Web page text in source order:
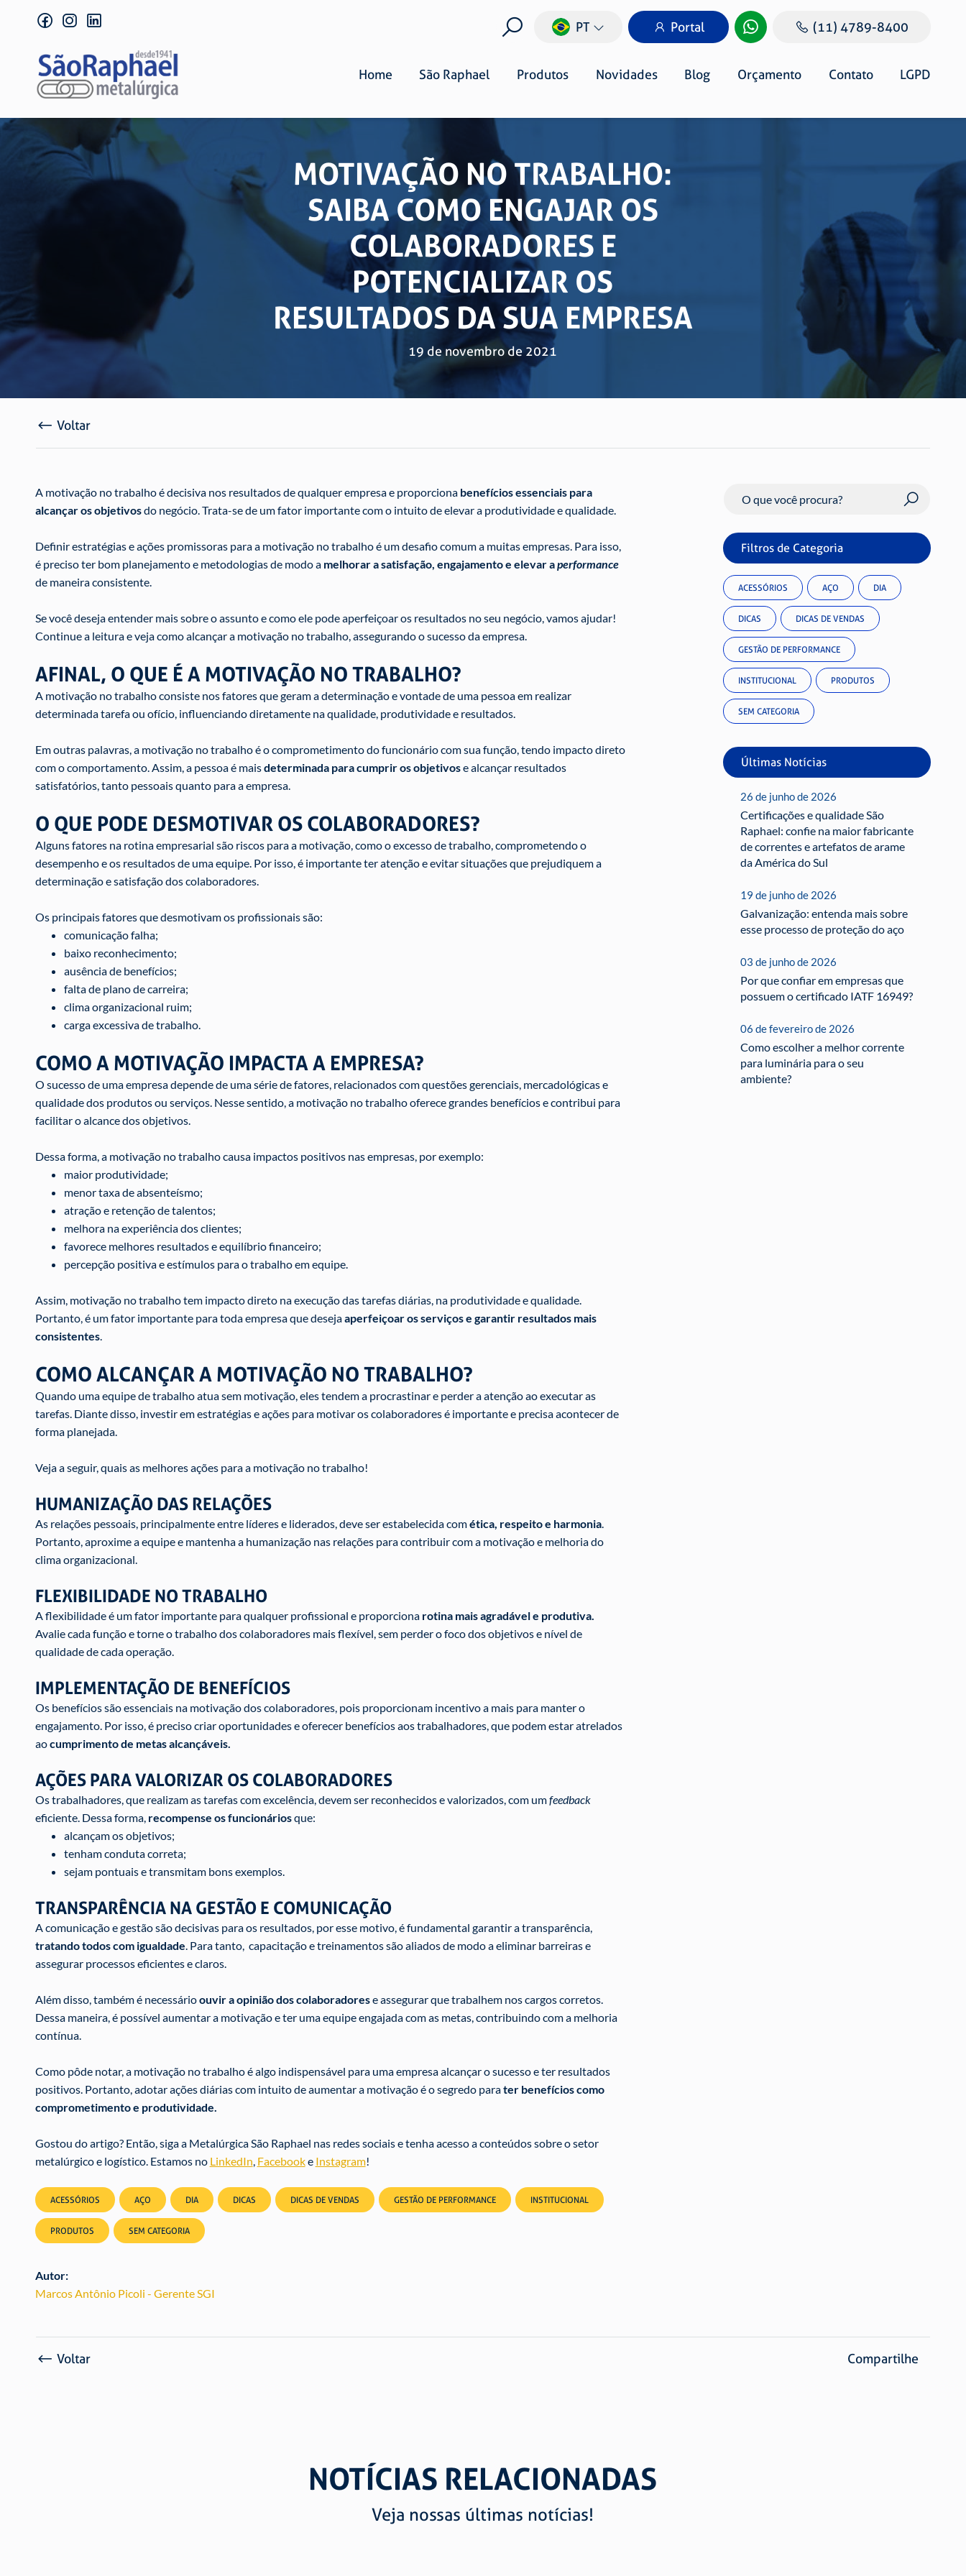
facebookinstagram
linkedin PT Portal (11) 4789-8400
Home São Raphael Produtos Novidades Blog Orçamento Contato LGPD
MOTIVAÇÃO NO TRABALHO:
SAIBA COMO ENGAJAR OS
COLABORADORES E
POTENCIALIZAR OS
RESULTADOS DA SUA EMPRESA
19 de novembro de 2021
Voltar
Buscar
Filtros de Categoria
ACESSÓRIOS AÇO DIA
DICAS DICAS DE VENDAS
GESTÃO DE PERFORMANCE
INSTITUCIONAL PRODUTOS
SEM CATEGORIA
Últimas Notícias
26 de junho de 2026
Certificações e qualidade São
Raphael: confie na maior fabricante
de correntes e artefatos de arame
da América do Sul
19 de junho de 2026
Galvanização: entenda mais sobre
esse processo de proteção do aço
03 de junho de 2026
Por que confiar em empresas que
possuem o certificado IATF 16949?
06 de fevereiro de 2026
Como escolher a melhor corrente
para luminária para o seu
ambiente?
A motivação no trabalho é decisiva nos resultados de qualquer empresa e proporciona benefícios essenciais para
alcançar os objetivosdo negócio. Trata-se de um fator importante com o intuito de elevar a produtividade e qualidade.
Definir estratégias e ações promissoras para a motivação no trabalho é um desafio comum a muitas empresas. Para isso,
é preciso ter bom planejamento e metodologias de modo a melhorar a satisfação, engajamento e elevar aperformance
de maneira consistente.
Se você deseja entender mais sobre o assunto e como ele pode aperfeiçoar os resultados no seu negócio, vamos ajudar!
Continue a leitura e veja como alcançar a motivação no trabalho, assegurando o sucesso da empresa.
AFINAL, O QUE É A MOTIVAÇÃO NO TRABALHO?
A motivação no trabalho consiste nos fatores que geram a determinação e vontade de uma pessoa em realizar
determinada tarefa ou ofício, influenciando diretamente na qualidade, produtividade e resultados.
Em outras palavras, a motivação no trabalho é o comprometimento do funcionário com sua função, tendo impacto direto
com o comportamento. Assim, a pessoa é maisdeterminada para cumprir os objetivose alcançar resultados
satisfatórios, tanto pessoais quanto para a empresa.
O QUE PODE DESMOTIVAR OS COLABORADORES?
Alguns fatores na rotina empresarial são riscos para a motivação, como o excesso de trabalho, comprometendo o
desempenho e os resultados de uma equipe. Por isso, é importante ter atenção e evitar situações que prejudiquem a
determinação e satisfação dos colaboradores.
Os principais fatores que desmotivam os profissionais são:
comunicação falha;
baixo reconhecimento;
ausência de benefícios;
falta de plano de carreira;
clima organizacional ruim;
carga excessiva de trabalho.
COMO A MOTIVAÇÃO IMPACTA A EMPRESA?
O sucesso de uma empresa depende de uma série de fatores, relacionados com questões gerenciais, mercadológicas e
qualidade dos produtos ou serviços. Nesse sentido, a motivação no trabalho oferece grandes benefícios e contribui para
facilitar o alcance dos objetivos.
Dessa forma, a motivação no trabalho causa impactos positivos nas empresas, por exemplo:
maior produtividade;
menor taxa de absenteísmo;
atração e retenção de talentos;
melhora na experiência dos clientes;
favorece melhores resultados e equilíbrio financeiro;
percepção positiva e estímulos para o trabalho em equipe.
Assim, motivação no trabalho tem impacto direto na execução das tarefas diárias, na produtividade e qualidade.
Portanto, é um fator importante para toda empresa que desejaaperfeiçoar os serviços e garantir resultados mais
consistentes.
COMO ALCANÇAR A MOTIVAÇÃO NO TRABALHO?
Quando uma equipe de trabalho atua sem motivação, eles tendem a procrastinar e perder a atenção ao executar as
tarefas. Diante disso, investir em estratégias e ações para motivar os colaboradores é importante e precisa acontecer de
forma planejada.
Veja a seguir, quais as melhores ações para a motivação no trabalho!
HUMANIZAÇÃO DAS RELAÇÕES
As relações pessoais, principalmente entre líderes e liderados, deve ser estabelecida comética, respeito e harmonia.
Portanto, aproxime a equipe e mantenha a humanização nas relações para contribuir com a motivação e melhoria do
clima organizacional.
FLEXIBILIDADE NO TRABALHO
A flexibilidade é um fator importante para qualquer profissional e proporciona rotina mais agradável e produtiva.
Avalie cada função e torne o trabalho dos colaboradores mais flexível, sem perder o foco dos objetivos e nível de
qualidade de cada operação.
IMPLEMENTAÇÃO DE BENEFÍCIOS
Os benefícios são essenciais na motivação dos colaboradores, pois proporcionam incentivo a mais para manter o
engajamento. Por isso, é preciso criar oportunidades e oferecer benefícios aos trabalhadores, que podem estar atrelados
aocumprimento de metas alcançáveis.
AÇÕES PARA VALORIZAR OS COLABORADORES
Os trabalhadores, que realizam as tarefas com excelência, devem ser reconhecidos e valorizados, com umfeedback
eficiente. Dessa forma, recompense os funcionáriosque:
alcançam os objetivos;
tenham conduta correta;
sejam pontuais e transmitam bons exemplos.
TRANSPARÊNCIA NA GESTÃO E COMUNICAÇÃO
A comunicação e gestão são decisivas para os resultados, por esse motivo, é fundamental garantir a transparência,
tratando todos com igualdade. Para tanto, capacitação e treinamentos são aliados de modo a eliminar barreiras e
assegurar processos eficientes e claros.
Além disso, também é necessárioouvir a opinião dos colaboradorese assegurar que trabalhem nos cargos corretos.
Dessa maneira, é possível aumentar a motivação e ter uma equipe engajada com as metas, contribuindo com a melhoria
contínua.
Como pôde notar, a motivação no trabalho é algo indispensável para uma empresa alcançar o sucesso e ter resultados
positivos. Portanto, adotar ações diárias com intuito de aumentar a motivação é o segredo parater benefícios como
comprometimento e produtividade.
Gostou do artigo? Então, siga a Metalúrgica São Raphael nas redes sociais e tenha acesso a conteúdos sobre o setor
metalúrgico e logístico. Estamos no LinkedIn, Facebooke Instagram!
ACESSÓRIOS AÇO DIA DICAS DICAS DE VENDAS GESTÃO DE PERFORMANCE INSTITUCIONAL
PRODUTOS SEM CATEGORIA
Autor:
Marcos Antônio Picoli - Gerente SGI
Voltar Compartilhe
NOTÍCIAS RELACIONADAS
Veja nossas últimas notícias!